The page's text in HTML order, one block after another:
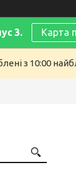
3. Карта
з 10:00